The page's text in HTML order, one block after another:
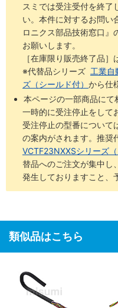
スミでは受注受付を終了
い。本件に対するお問い
ロニクス部品技術窓口』
お願いします。
［在庫限り販売終了品］
※代替品シリーズ 工業自
ズ（シールド付） から仕
本ページの一部商品にて
一時的に受注停止をして
受注停止の型番について
の案内がされます。推奨
VCTF23NXXSシリーズ（
替品へのご注文が集中し
発生しておりますこと、
類似品はこちら